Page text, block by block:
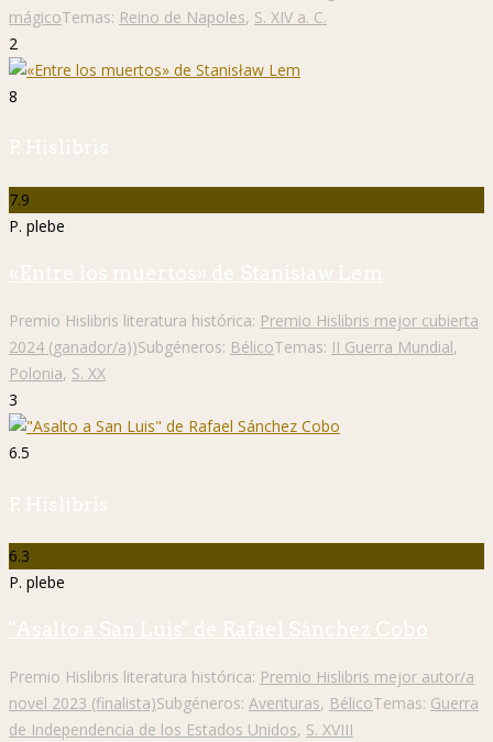
mágicoTemas: Reino de Napoles, S. XIV a. C.
2
8
P. Hislibris
7.9
P. plebe
«Entre los muertos» de Stanisław Lem
Premio Hislibris literatura histórica: Premio Hislibris mejor cubierta
2024 (ganador/a))Subgéneros: BélicoTemas: II Guerra Mundial,
Polonia, S. XX
3
6.5
P. Hislibris
6.3
P. plebe
"Asalto a San Luis" de Rafael Sánchez Cobo
Premio Hislibris literatura histórica: Premio Hislibris mejor autor/a
novel 2023 (finalista)Subgéneros: Aventuras, BélicoTemas: Guerra
de Independencia de los Estados Unidos, S. XVIII